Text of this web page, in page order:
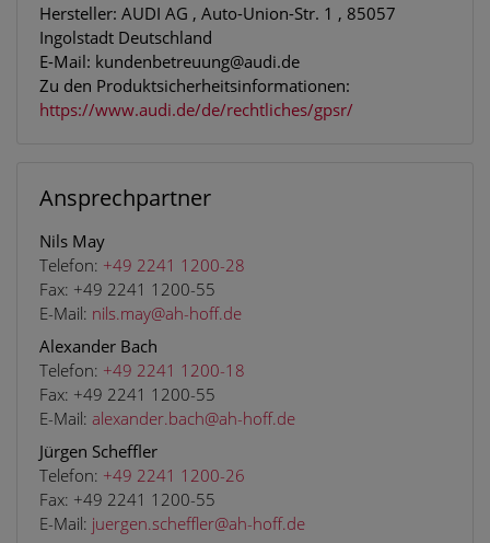
Hersteller: AUDI AG , Auto-Union-Str. 1 , 85057
Ingolstadt Deutschland
E-Mail: kundenbetreuung@audi.de
Zu den Produktsicherheitsinformationen:
https://www.audi.de/de/rechtliches/gpsr/
Ansprechpartner
Nils May
Telefon: +49 2241 1200-28
Fax: +49 2241 1200-55
E-Mail: nils.may@ah-hoff.de
Alexander Bach
Telefon: +49 2241 1200-18
Fax: +49 2241 1200-55
E-Mail: alexander.bach@ah-hoff.de
Jürgen Scheffler
Telefon: +49 2241 1200-26
Fax: +49 2241 1200-55
E-Mail: juergen.scheffler@ah-hoff.de